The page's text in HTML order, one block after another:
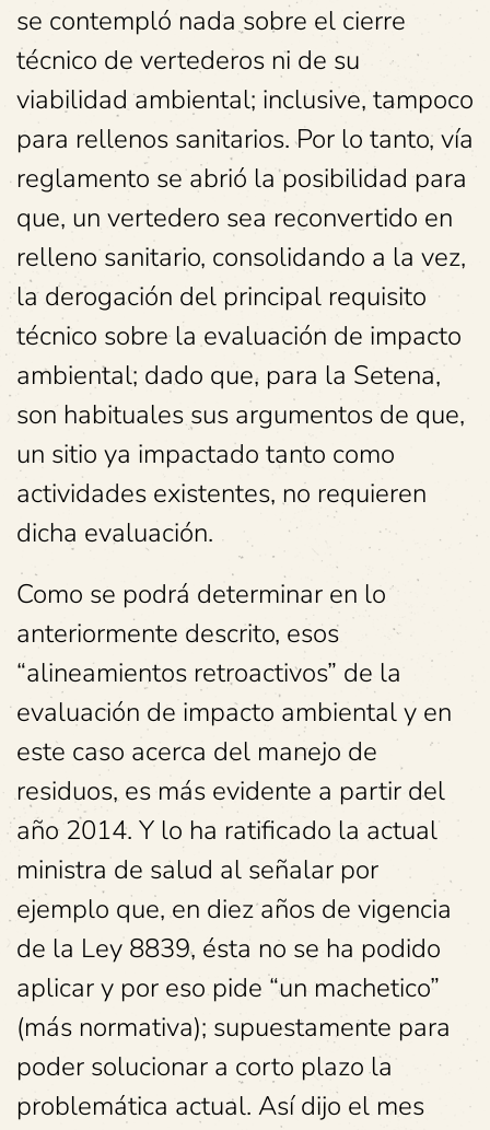
se contempló nada sobre el cierre
técnico de vertederos ni de su
viabilidad ambiental; inclusive, tampoco
para rellenos sanitarios. Por lo tanto, vía
reglamento se abrió la posibilidad para
que, un vertedero sea reconvertido en
relleno sanitario, consolidando a la vez,
la derogación del principal requisito
técnico sobre la evaluación de impacto
ambiental; dado que, para la Setena,
son habituales sus argumentos de que,
un sitio ya impactado tanto como
actividades existentes, no requieren
dicha evaluación.
Como se podrá determinar en lo
anteriormente descrito, esos
“alineamientos retroactivos” de la
evaluación de impacto ambiental y en
este caso acerca del manejo de
residuos, es más evidente a partir del
año 2014. Y lo ha ratificado la actual
ministra de salud al señalar por
ejemplo que, en diez años de vigencia
de la Ley 8839, ésta no se ha podido
aplicar y por eso pide “un machetico”
(más normativa); supuestamente para
poder solucionar a corto plazo la
problemática actual. Así dijo el mes